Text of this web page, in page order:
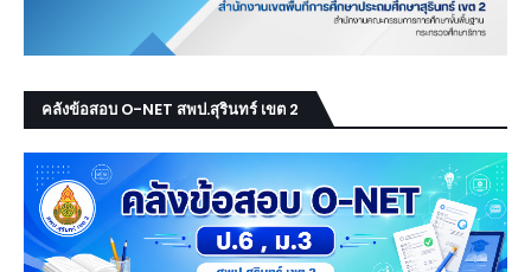
คลังข้อสอบ O-NET สพป.สุรินทร์ เขต 2